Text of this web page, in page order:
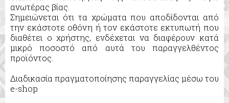
ανωτέρας βίας.
Σημειώνεται ότι τα χρώματα που αποδίδονται από
την εκάστοτε οθόνη ή τον εκάστοτε εκτυπωτή που
διαθέτει ο χρήστης, ενδέχεται να διαφέρουν κατά
μικρό ποσοστό από αυτά του παραγγελθέντος
προϊόντος.
Διαδικασία πραγματοποίησης παραγγελίας μέσω του
e-shop